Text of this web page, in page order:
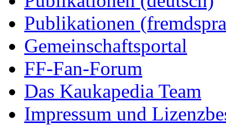
Publikationen
Gemeinschaftsportal
FF-Fan-Forum
Das Kaukapedia Team
Impressum und